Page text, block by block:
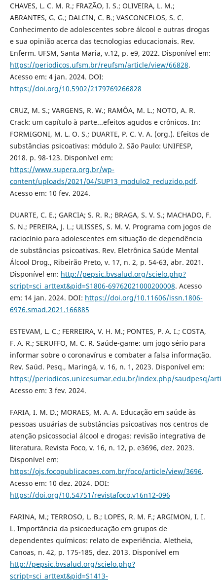
CHAVES, L. C. M. R.; FRAZÃO, I. S.; OLIVEIRA, L. M.;
ABRANTES, G. G.; DALCIN, C. B.; VASCONCELOS, S. C.
Conhecimento de adolescentes sobre álcool e outras drogas
e sua opinião acerca das tecnologias educacionais. Rev.
Enferm. UFSM, Santa Maria, v.12, p. e9, 2022. Disponível em:
https://periodicos.ufsm.br/reufsm/article/view/66828.
Acesso em: 4 jan. 2024. DOI:
https://doi.org/10.5902/2179769266828
CRUZ, M. S.; VARGENS, R. W.; RAMÔA, M. L.; NOTO, A. R.
Crack: um capítulo à parte...efeitos agudos e crônicos. In:
FORMIGONI, M. L. O. S.; DUARTE, P. C. V. A. (org.). Efeitos de
substâncias psicoativas: módulo 2. São Paulo: UNIFESP,
2018. p. 98-123. Disponível em:
https://www.supera.org.br/wp-
content/uploads/2021/04/SUP13_modulo2_reduzido.pdf.
Acesso em: 10 fev. 2024.
DUARTE, C. E.; GARCIA; S. R. R.; BRAGA, S. V. S.; MACHADO, F.
S. N.; PEREIRA, J. L.; ULISSES, S. M. V. Programa com jogos de
raciocínio para adolescentes em situação de dependência
de substâncias psicoativas. Rev. Eletrônica Saúde Mental
Álcool Drog., Ribeirão Preto, v. 17, n. 2, p. 54-63, abr. 2021.
Disponível em: http://pepsic.bvsalud.org/scielo.php?
script=sci_arttext&pid=S1806-69762021000200008. Acesso
em: 14 jan. 2024. DOI: https://doi.org/10.11606/issn.1806-
6976.smad.2021.166885
ESTEVAM, L. C.; FERREIRA, V. H. M.; PONTES, P. A. I.; COSTA,
F. A. R.; SERUFFO, M. C. R. Saúde-game: um jogo sério para
informar sobre o coronavírus e combater a falsa informação.
Rev. Saúd. Pesq., Maringá, v. 16, n. 1, 2023. Disponível em:
https://periodicos.unicesumar.edu.br/index.php/saudpesq/
Acesso em: 3 fev. 2024.
FARIA, I. M. D.; MORAES, M. A. A. Educação em saúde às
pessoas usuárias de substâncias psicoativas nos centros de
atenção psicossocial álcool e drogas: revisão integrativa de
literatura. Revista Foco, v. 16, n. 12, p. e3696, dez. 2023.
Disponível em:
https://ojs.focopublicacoes.com.br/foco/article/view/3696.
Acesso em: 10 dez. 2024. DOI:
https://doi.org/10.54751/revistafoco.v16n12-096
FARINA, M.; TERROSO, L. B.; LOPES, R. M. F.; ARGIMON, I. I.
L. Importância da psicoeducação em grupos de
dependentes químicos: relato de experiência. Aletheia,
Canoas, n. 42, p. 175-185, dez. 2013. Disponível em
http://pepsic.bvsalud.org/scielo.php?
script=sci_arttext&pid=S1413-